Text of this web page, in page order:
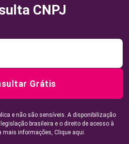
CNPJ
Grátis
e não são sensíveis. A disponibilização
brasileira e o direito de acesso à
mais informações, Clique aqui.